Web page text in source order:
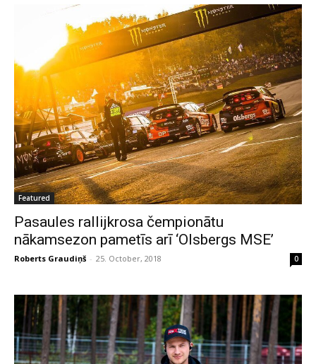
Featured
Pasaules rallijkrosa čempionātu
nākamsezon pametīs arī ‘Olsbergs MSE’
Roberts Graudiņš - 25. October, 2018 0